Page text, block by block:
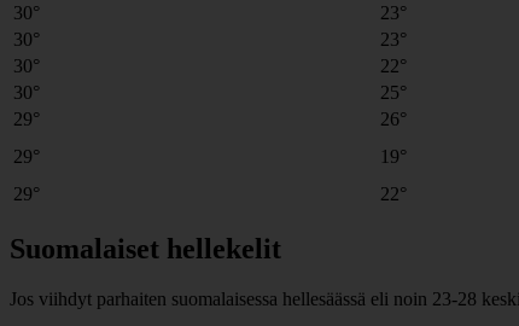
30°
23°
30°
23°
30°
22°
30°
25°
29°
26°
29°
19°
29°
22°
Suomalaiset hellekelit
Jos viihdyt parhaiten suomalaisessa hellesäässä eli noin 23-28